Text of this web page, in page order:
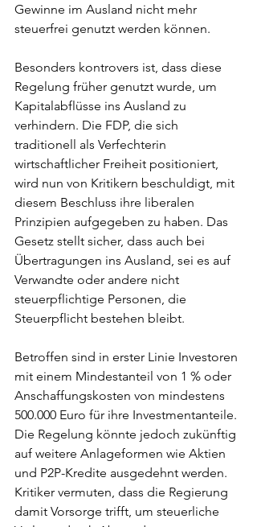
Gewinne im Ausland nicht mehr
steuerfrei genutzt werden können.
Besonders kontrovers ist, dass diese
Regelung früher genutzt wurde, um
Kapitalabflüsse ins Ausland zu
verhindern. Die FDP, die sich
traditionell als Verfechterin
wirtschaftlicher Freiheit positioniert,
wird nun von Kritikern beschuldigt, mit
diesem Beschluss ihre liberalen
Prinzipien aufgegeben zu haben. Das
Gesetz stellt sicher, dass auch bei
Übertragungen ins Ausland, sei es auf
Verwandte oder andere nicht
steuerpflichtige Personen, die
Steuerpflicht bestehen bleibt.
Betroffen sind in erster Linie Investoren
mit einem Mindestanteil von 1 % oder
Anschaffungskosten von mindestens
500.000 Euro für ihre Investmentanteile.
Die Regelung könnte jedoch zukünftig
auf weitere Anlageformen wie Aktien
und P2P-Kredite ausgedehnt werden.
Kritiker vermuten, dass die Regierung
damit Vorsorge trifft, um steuerliche